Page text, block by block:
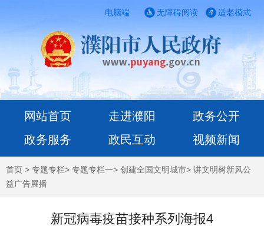
电脑端 适老模式
无障碍阅读
网站首页 走进濮阳
政务公开
政务服务
政民互动 视频新闻
首页 > 专题专栏> 专题专栏一> 创建全国文明城市> 讲文明树新风公
益广告展播
新冠病毒疫苗接种系列海报4